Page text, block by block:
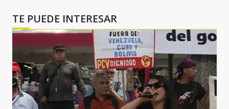
TE PUEDE INTERESAR